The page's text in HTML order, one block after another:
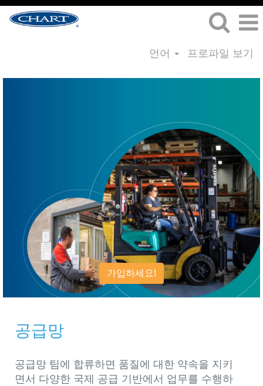
언어 프로파일 보기
급
가입하세요!
공급망
공급망 팀에 합류하면 품질에 대한 약속을 지키
면서 다양한 국제 공급 기반에서 업무를 수행하